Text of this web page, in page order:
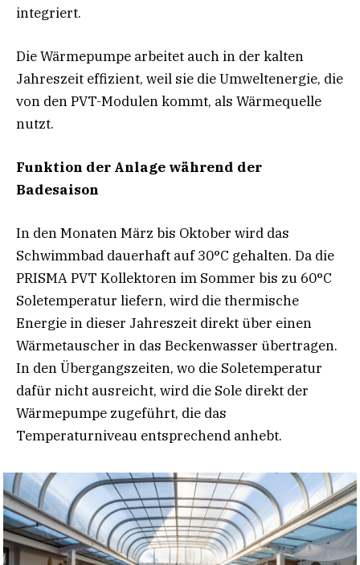
integriert.
Die Wärmepumpe arbeitet auch in der kalten
Jahreszeit effizient, weil sie die Umweltenergie, die
von den PVT-Modulen kommt, als Wärmequelle
nutzt.
Funktion der Anlage während der
Badesaison
In den Monaten März bis Oktober wird das
Schwimmbad dauerhaft auf 30°C gehalten. Da die
PRISMA PVT Kollektoren im Sommer bis zu 60°C
Soletemperatur liefern, wird die thermische
Energie in dieser Jahreszeit direkt über einen
Wärmetauscher in das Beckenwasser übertragen.
In den Übergangszeiten, wo die Soletemperatur
dafür nicht ausreicht, wird die Sole direkt der
Wärmepumpe zugeführt, die das
Temperaturniveau entsprechend anhebt.